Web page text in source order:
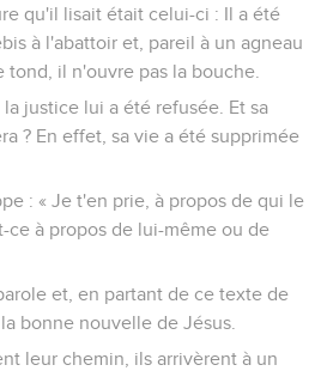
qu'il lisait était celui-ci : Il a été
à l'abattoir et, pareil à un agneau
il n'ouvre pas la bouche.
justice lui a été refusée. Et sa
? En effet, sa vie a été supprimée
: « Je t'en prie, à propos de qui le
ce à propos de lui-même ou de
et, en partant de ce texte de
bonne nouvelle de Jésus.
leur chemin, ils arrivèrent à un